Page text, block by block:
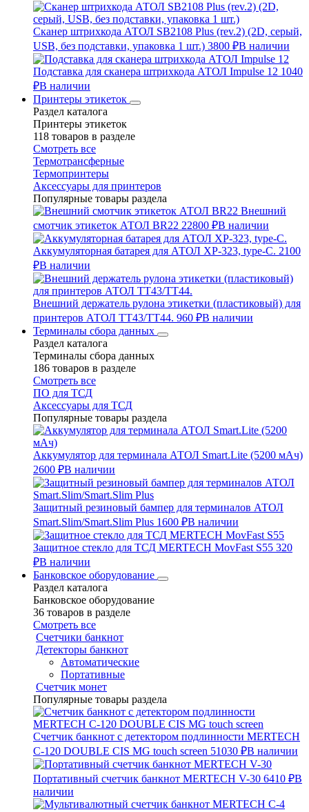
Сканер штрихкода АТОЛ SB2108 Plus (rev.2) (2D, серый,
USB, без подставки, упаковка 1 шт.) 3800 ₽В наличии
Подставка для сканера штрихкода АТОЛ Impulse 12 1040
₽В наличии
Принтеры этикеток
Раздел каталога
Принтеры этикеток
118 товаров в разделе
Смотреть все
Термотрансферные
Термопринтеры
Аксессуары для принтеров
Популярные товары раздела
Внешний
смотчик этикеток АТОЛ BR22 22800 ₽В наличии
Аккумуляторная батарея для АТОЛ XP-323, type-C. 2100
₽В наличии
Внешний держатель рулона этикетки (пластиковый) для
принтеров АТОЛ TT43/TT44. 960 ₽В наличии
Терминалы сбора данных
Раздел каталога
Терминалы сбора данных
186 товаров в разделе
Смотреть все
ПО для ТСД
Аксессуары для ТСД
Популярные товары раздела
Аккумулятор для терминала АТОЛ Smart.Lite (5200 мАч)
2600 ₽В наличии
Защитный резиновый бампер для терминалов АТОЛ
Smart.Slim/Smart.Slim Plus 1600 ₽В наличии
Защитное стекло для ТСД MERTECH MovFast S55 320
₽В наличии
Банковское оборудование
Раздел каталога
Банковское оборудование
36 товаров в разделе
Смотреть все
Счетчики банкнот
Детекторы банкнот
Автоматические
Портативные
Счетчик монет
Популярные товары раздела
Счетчик банкнот с детектором подлинности MERTECH
C-120 DOUBLE CIS MG touch screen 51030 ₽В наличии
Портативный счетчик банкнот MERTECH V-30 6410 ₽В
наличии